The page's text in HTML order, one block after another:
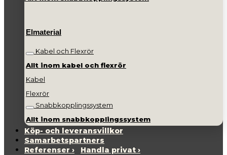
Elmaterial
Kabel och Flexrör
Allt inom kabel och flexrör
Kabel
Flexrör
Snabbkopplingssystem
Allt inom snabbkopplingssystem
Köp- och leveransvillkor
Samarbetspartners
Referenser ›
Handla privat ›